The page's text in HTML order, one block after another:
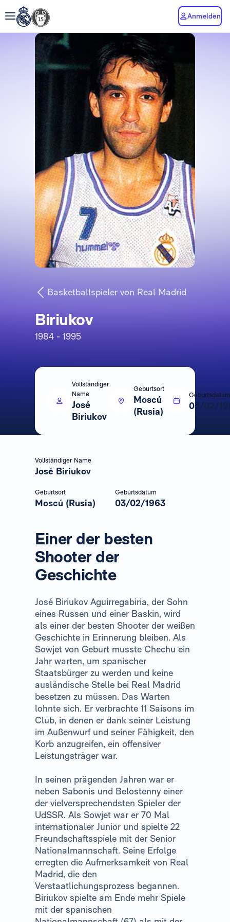
Anmelden
Basketballspieler von Real Madrid
Biriukov
1984 - 1995
Vollständiger
Name
José
Biriukov
Geburtsort
Moscú
(Rusia)
Geburtsdatum
03/02/
Vollständiger Name
José Biriukov
Geburtsort
Moscú (Rusia)
Geburtsdatum
03/02/1963
Einer der besten
Shooter der
Geschichte
José Biriukov Aguirregabiria, der Sohn
eines Russen und einer Baskin, wird
als einer der besten Shooter der weißen
Geschichte in Erinnerung bleiben. Als
Sowjet von Geburt musste Chechu ein
Jahr warten, um spanischer
Staatsbürger zu werden und keine
ausländische Stelle bei Real Madrid
besetzen zu müssen. Das Warten
lohnte sich. Er verbrachte 11 Saisons im
Club, in denen er dank seiner Leistung
im Außenwurf und seiner Fähigkeit, den
Korb anzugreifen, ein offensiver
Leistungsträger war.
In seinen prägenden Jahren war er
neben Sabonis und Belostenny einer
der vielversprechendsten Spieler der
UdSSR. Als Sowjet war er 70 Mal
internationaler Junior und spielte 22
Freundschaftsspiele mit der Senior
Nationalmannschaft. Seine Erfolge
erregten die Aufmerksamkeit von Real
Madrid, die den
Verstaatlichungsprozess begannen.
Biriukov spielte am Ende mehr Spiele
mit der spanischen